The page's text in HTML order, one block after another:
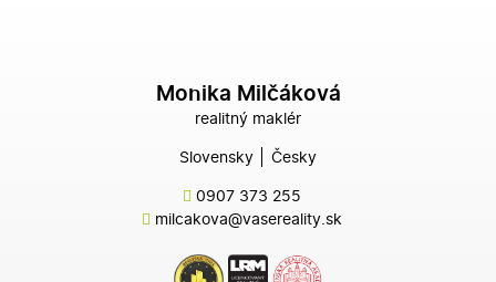
Monika Milčáková
realitný maklér
Slovensky Česky
0907 373 255
milcakova@vasereality.sk